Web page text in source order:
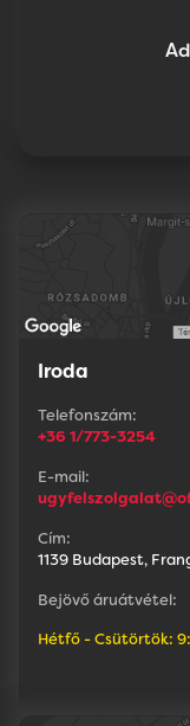
Iroda
Telefonszám:
+36 1/773-3254
E-mail:
Cím:
1139 Budapest,
Bejövő áruátvétel:
Hétfő - Csütörtök: